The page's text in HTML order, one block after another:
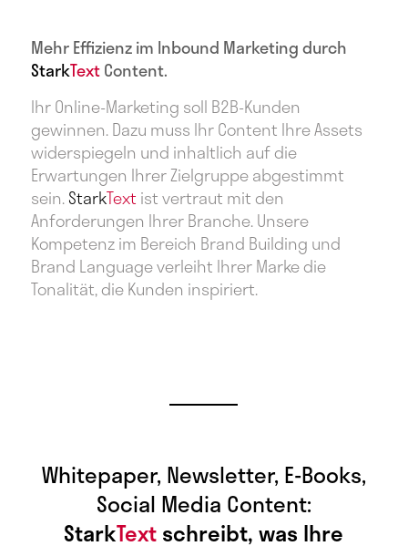
Mehr Effizienz im Inbound Marketing durch
StarkTextContent.
Ihr Online-Marketing soll B2B-Kunden
gewinnen. Dazu muss Ihr Content Ihre Assets
widerspiegeln und inhaltlich auf die
Erwartungen Ihrer Zielgruppe abgestimmt
sein.StarkText ist vertraut mit den
Anforderungen Ihrer Branche. Unsere
Kompetenz im Bereich Brand Building und
Brand Language verleiht Ihrer Marke die
Tonalität, die Kunden inspiriert.
Whitepaper, Newsletter, E-Books,
Social Media Content:
StarkTextschreibt, was Ihre